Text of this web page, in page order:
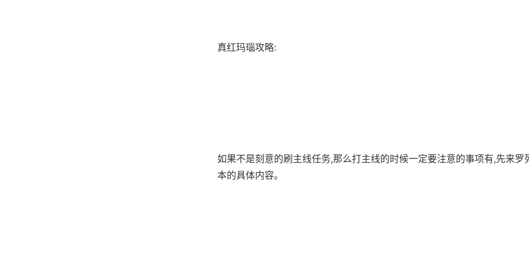
真红玛瑙攻略:
如果不是刻意的刷主线任务,那么打主线的时候一定要注意的事项有,先来罗
本的具体内容。